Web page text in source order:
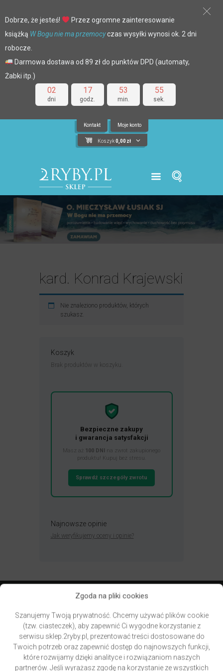
Zgoda na pliki cookies
Szanujemy Twoją prywatność. Chcemy używać plików cookie
(tzw. ciasteczek), aby zapewnić Ci wygodne korzystanie z
serwisu sklep.2ryby.pl, prezentować treści dostosowane do
Twoich potrzeb oraz zapewnić dostęp do najnowszych funkcji,
które rozwijamy dzięki analityce i rozwiązaniom naszych
partnerów. Jeśli wyrażasz zgodę na korzystanie ze wszystkich
02
dni
17
godz.
53
min.
55
sek.
Dobrze, że jesteś!
Przez ogromne zainteresowanie
książką W Bogu nie ma przemocyczas wysyłki wynosi ok. 2 dni
robocze.
Darmowa dostawa od 89 zł do punktów DPD (automaty,
Żabki itp.)
Kontakt Moje konto
Koszyk 0,00 zł
kard. Konrad Krajewski
Nie znaleziono produktów, których
szukasz.
Koszyk
Brak produktów w koszyku.
Bezpieczne zakupy
i gwarancja satysfakcji
Masz aż 100 DNI
na zwrot zakupionego
produktu! Kupuj bez stresu.
Sprawdź szczegóły zwrotu
Najnowsze opinie
Jak weryfikujemy oceny i opinie?
Newsletter – zapisz się i zyskaj
Zwroty – bezpieczne zakupy
Kontakt, godziny otwarcia, mapa dojazdu
Blog, recenzje produktów, aktualności, promocje